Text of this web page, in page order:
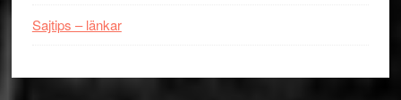
Sajtips – länkar